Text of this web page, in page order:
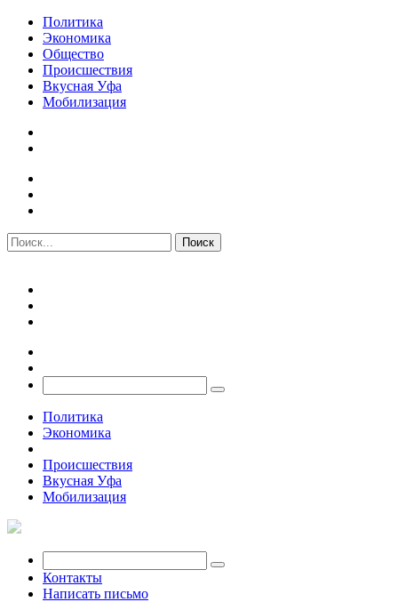
Политика
Экономика
Общество
Происшествия
Вкусная Уфа
Мобилизация
Политика
Экономика
Происшествия
Вкусная Уфа
Мобилизация
Контакты
Написать письмо